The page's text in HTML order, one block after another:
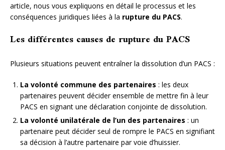
article, nous vous expliquons en détail le processus et les
conséquences juridiques liées à la rupture du PACS.
Les différentes causes de rupture du PACS
Plusieurs situations peuvent entraîner la dissolution d’un PACS :
La volonté commune des partenaires : les deux
partenaires peuvent décider ensemble de mettre fin à leur
PACS en signant une déclaration conjointe de dissolution.
La volonté unilatérale de l’un des partenaires : un
partenaire peut décider seul de rompre le PACS en signifiant
sa décision à l’autre partenaire par voie d’huissier.